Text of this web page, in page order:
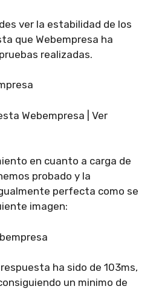
ver la estabilidad de los
que Webempresa ha
realizadas.
Webempresa | Ver
en cuanto a carga de
probado y la
perfecta como se
imagen:
ha sido de 103ms,
un minimo de